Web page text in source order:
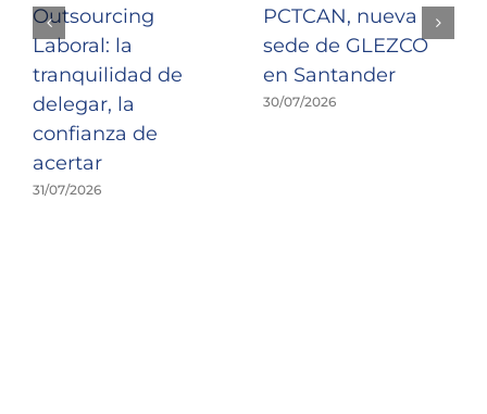
Outsourcing
Laboral: la
tranquilidad de
delegar, la
confianza de
acertar
31/07/2026
PCTCAN, nueva
sede de GLEZCO
en Santander
30/07/2026